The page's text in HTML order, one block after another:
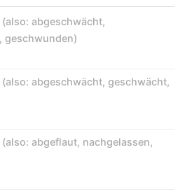
(also: abgeschwächt,
, geschwunden)
(also: abgeschwächt, geschwächt,
(also: abgeflaut, nachgelassen,